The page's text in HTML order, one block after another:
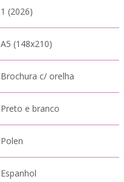
1 (2026)
A5 (148x210)
Brochura c/ orelha
Preto e branco
Polen
Espanhol